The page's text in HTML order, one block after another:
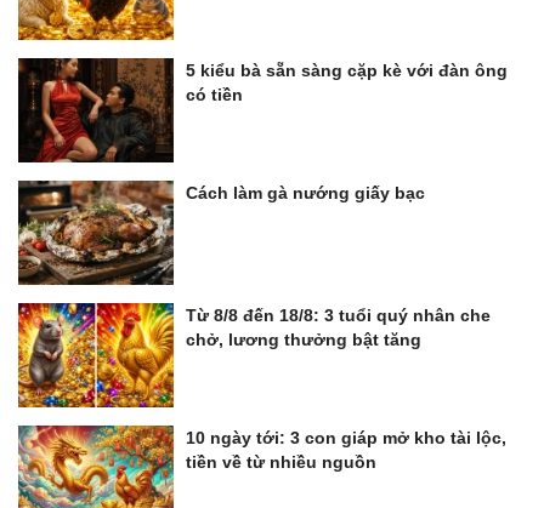
5 kiểu bà sẵn sàng cặp kè với đàn ông
có tiền
Cách làm gà nướng giấy bạc
Từ 8/8 đến 18/8: 3 tuổi quý nhân che
chở, lương thưởng bật tăng
10 ngày tới: 3 con giáp mở kho tài lộc,
tiền về từ nhiều nguồn